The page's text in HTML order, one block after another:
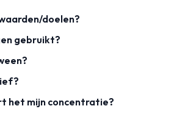
doelen?
gebruikt?
het mijn concentratie?